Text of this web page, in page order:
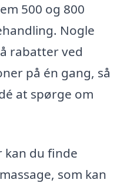
500 og 800
Nogle
rabatter ved
på én gang, så
at spørge om
kan du finde
som kan